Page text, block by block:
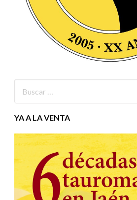
YA A LA VENTA